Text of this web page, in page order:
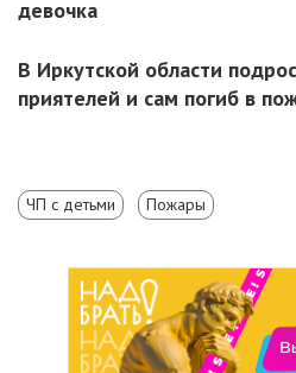
девочка
В Иркутской области
приятелей и сам погиб в
ЧП с детьми Пожары